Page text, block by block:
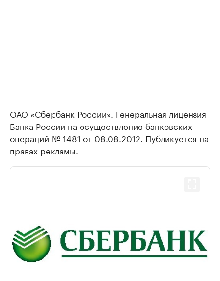
ОАО «Сбербанк России». Генеральная лицензия
Банка России на осуществление банковских
операций № 1481 от 08.08.2012. Публикуется на
правах рекламы.